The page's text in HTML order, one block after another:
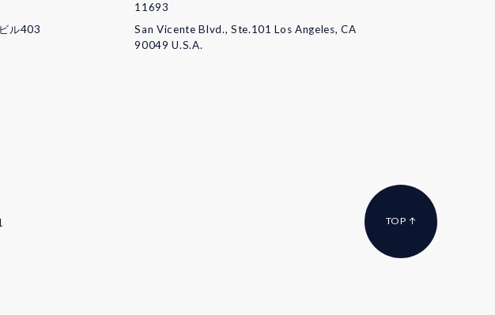
ル403
11693
San Vicente Blvd., Ste.101 Los Angeles, CA
90049 U.S.A.
TOP